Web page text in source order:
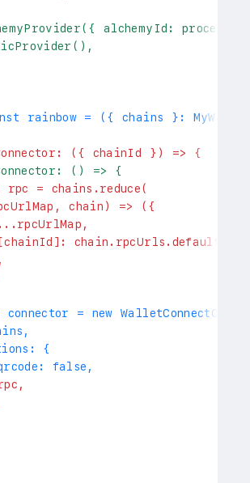
alchemyId:
({ chainId }) => {
() => {
rpc = chains.reduce(
chain) => ({
chain.rpcUrls.default,
connector = new
{
false,